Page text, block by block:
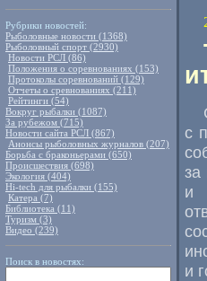
Рубрики новостей:
Рыболовные новости (1368)
Рыболовный спорт (2930)
Новости РСЛ (86)
Положения о соревнованиях (153)
Протоколы соревнований (129)
Отчеты о сревнованиях (211)
Рейтинги (54)
Вокруг рыбалки (1087)
За рубежом (715)
Новости сайта РСЛ (867)
Анонсы рыболовных журналов (207)
Борьба с браконьерами (650)
Происшествия (698)
Экология (404)
Hi-tech для рыбалки (155)
Катера (7)
Библиотека (11)
Туризм (3)
Видео (239)
Поиск в новостях:
с
за
и
и